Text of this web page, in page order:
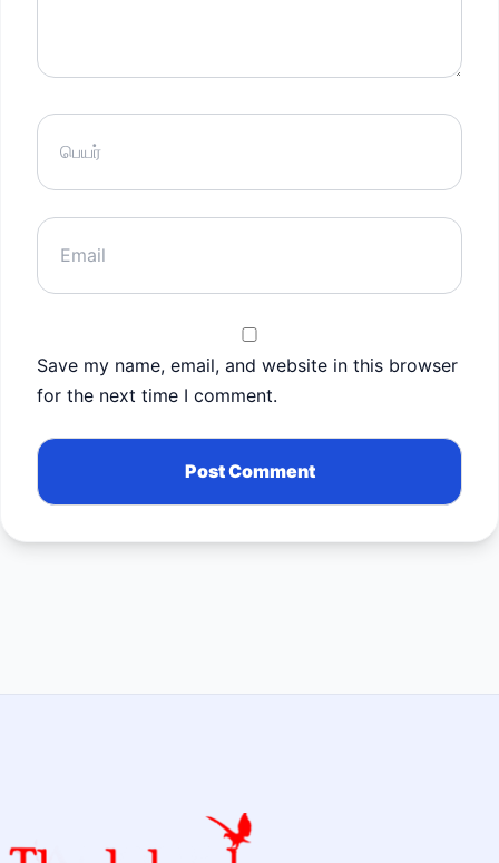
Save my name, email, and website in this browser
for the next time I comment.